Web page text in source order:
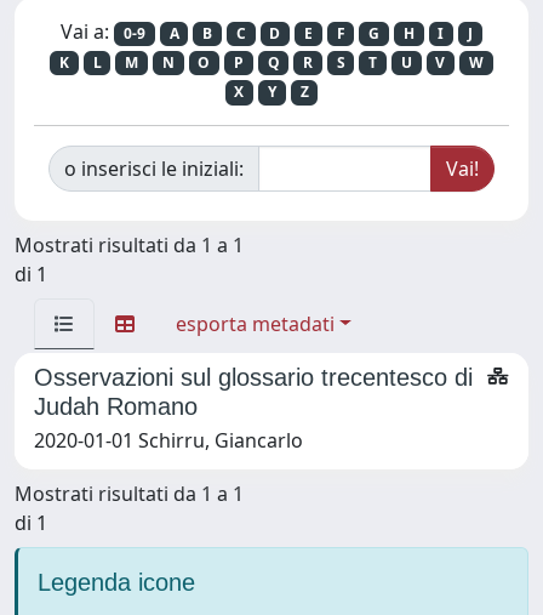
Vai a: 0-9 A B C D E F G H I
J
K
L M N O P Q R S T U V
W
X
Y Z
o inserisci le iniziali:
Mostrati risultati da 1 a 1
di 1
esporta metadati
Osservazioni sul glossario trecentesco di
Judah Romano
2020-01-01 Schirru, Giancarlo
Mostrati risultati da 1 a 1
di 1
Legenda icone